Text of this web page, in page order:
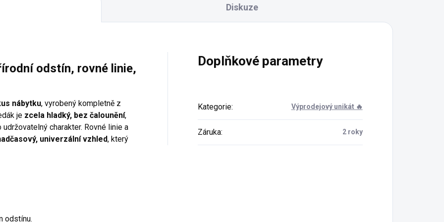
Diskuze
odstín, rovné linie,
nábytku, vyrobený kompletně z
je zcela hladký, bez čalounění,
charakter. Rovné linie a
univerzální vzhled, který
odstínu.
Doplňkové parametry
Kategorie: Výprodejový unikát 🔥
Záruka: 2 roky